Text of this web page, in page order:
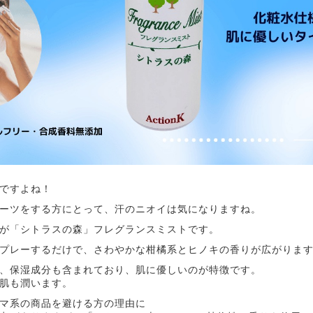
すよね！
ツをする方にとって、汗のニオイは気になりますね。
「シトラスの森」フレグランスミストです。
レーするだけで、さわやかな柑橘系とヒノキの香りが広がりま
保湿成分も含まれており、肌に優しいのが特徴です。
も潤います。
系の商品を避ける方の理由に